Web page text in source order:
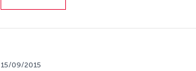
15/09/2015